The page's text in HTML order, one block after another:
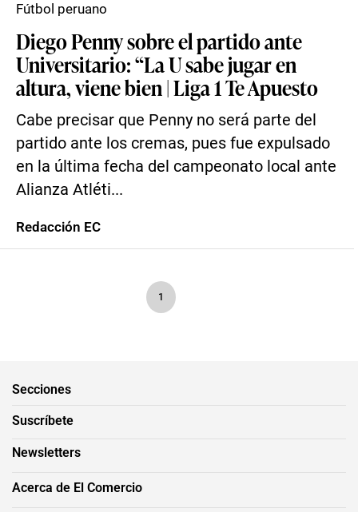
Diego Penny sobre el partido ante
Universitario: “La U sabe jugar en
altura, viene bien | Liga 1 Te Apuesto
Cabe precisar que Penny no será parte del
partido ante los cremas, pues fue expulsado
en la última fecha del campeonato local ante
Alianza Atléti...
Fútbol peruano
Redacción EC
1
Secciones
Suscríbete
Newsletters
Acerca de El Comercio